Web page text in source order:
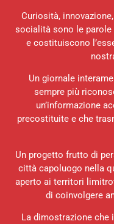
Curiosità,
socialità sono le
e costituiscono
Un giornale
sempre più
un’informazione
precostituite e che
Un progetto frutto di
città capoluogo nella
aperto ai territori
di coinvolgere
La dimostrazione che